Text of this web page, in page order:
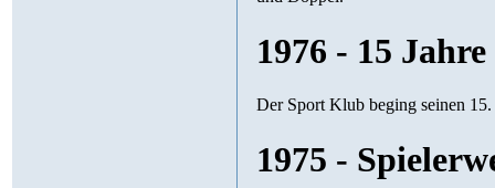
1976 - 15
Der Sport Klub beging seinen 15.
1975 -